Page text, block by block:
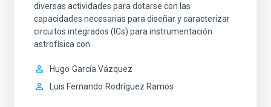
diversas actividades para dotarse con las
capacidades necesarias para diseñar y caracterizar
circuitos integrados (ICs) para instrumentación
astrofísica con
Hugo García Vázquez
Luis Fernando Rodríguez Ramos